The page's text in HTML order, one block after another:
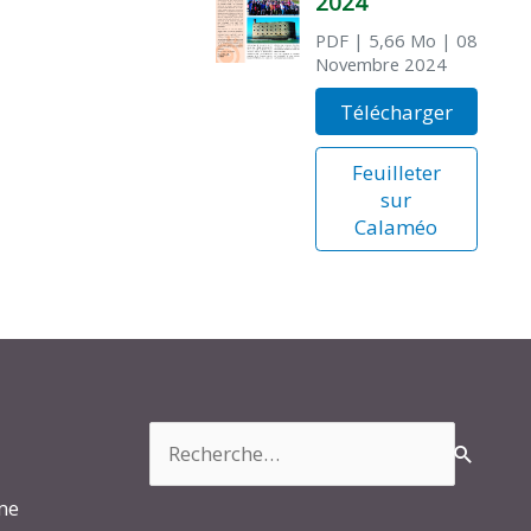
PDF| 5,66 Mo | 08
Novembre 2024
Télécharger
Feuilleter
sur
Calaméo